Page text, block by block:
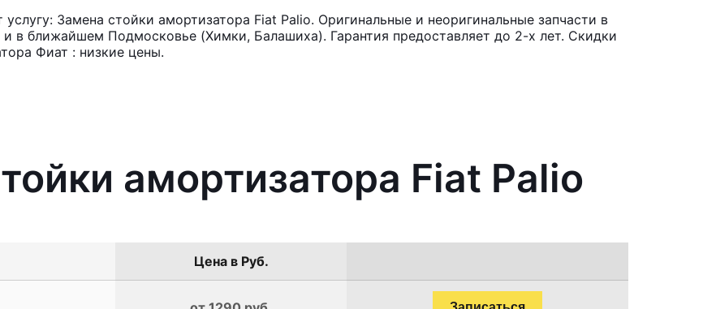
Замена стойки амортизатора Fiat Palio. Оригинальные и неоригинальные запчасти в
в ближайшем Подмосковье (Химки, Балашиха). Гарантия предоставляет до 2-х лет. Скидки
Фиат : низкие цены.
амортизатора Fiat Palio
Цена в Руб.